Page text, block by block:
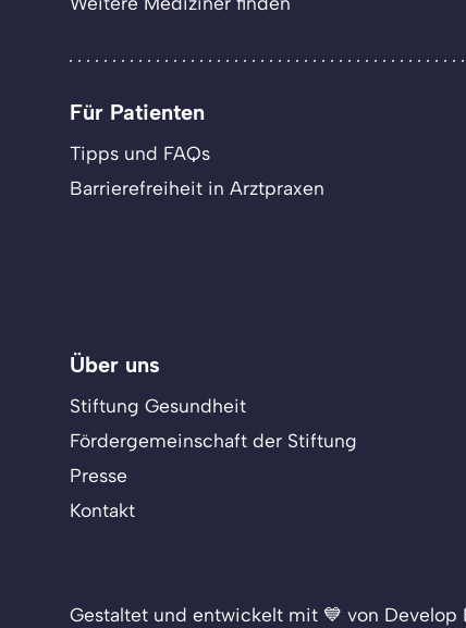
Für Patienten
Tipps und FAQs
Barrierefreiheit in Arztpraxen
Über uns
Stiftung Gesundheit
Fördergemeinschaft der Stiftung
Presse
Kontakt
Gestaltet und entwickelt mit 💙 von Develop